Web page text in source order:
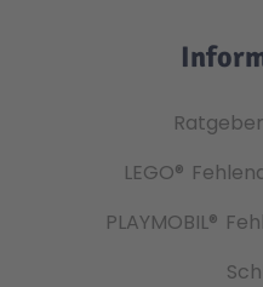
LEGO®
PLAYMOBIL®